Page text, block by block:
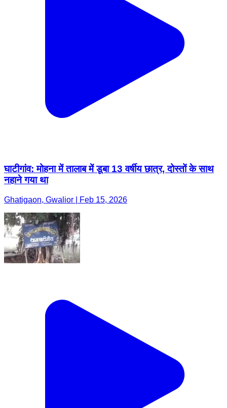
घाटीगांव: मोहना में तालाब में डूबा 13 वर्षीय छात्र, दोस्तों के साथ
नहाने गया था
Ghatigaon, Gwalior | Feb 15, 2026